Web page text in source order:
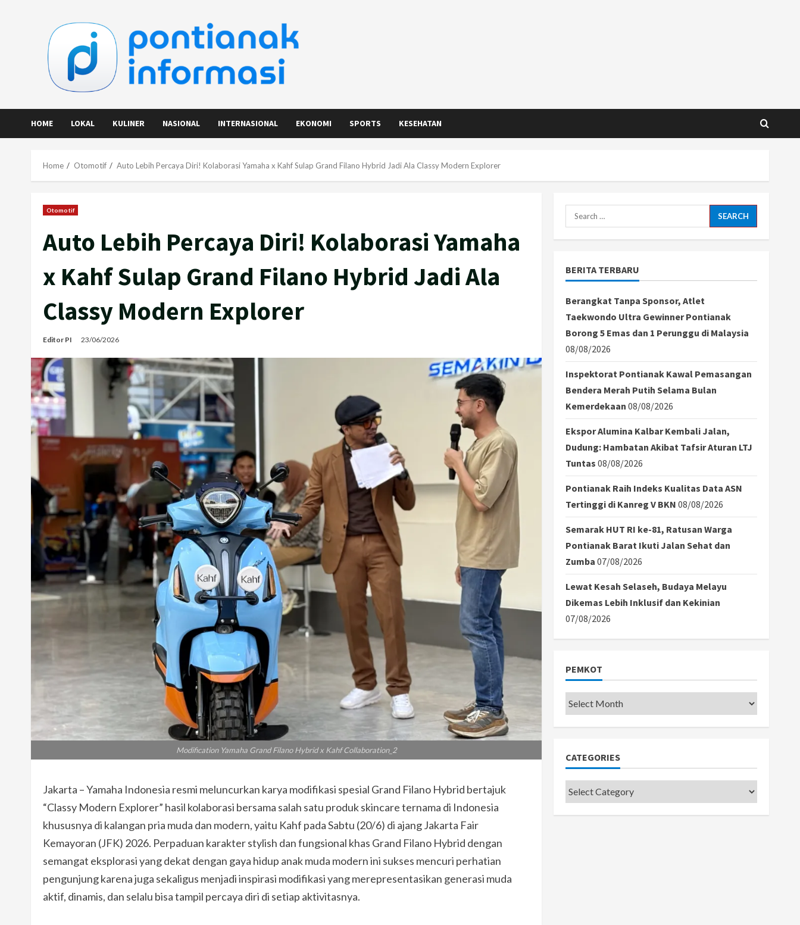
HOME LOKAL KULINER NASIONAL INTERNASIONAL EKONOMI SPORTS KESEHATAN
Home Otomotif Auto Lebih Percaya Diri! Kolaborasi Yamaha x Kahf Sulap Grand Filano Hybrid Jadi Ala Classy Modern Explorer
Otomotif
Auto Lebih Percaya Diri! Kolaborasi Yamaha
x Kahf Sulap Grand Filano Hybrid Jadi Ala
Classy Modern Explorer
Editor PI 23/06/2026
Modification Yamaha Grand Filano Hybrid x Kahf Collaboration_2
Jakarta – Yamaha Indonesia resmi meluncurkan karya modifikasi spesial Grand Filano Hybrid bertajuk
“Classy Modern Explorer” hasil kolaborasi bersama salah satu produk skincare ternama di Indonesia
khususnya di kalangan pria muda dan modern, yaitu Kahf pada Sabtu (20/6) di ajang Jakarta Fair
Kemayoran (JFK) 2026. Perpaduan karakter stylish dan fungsional khas Grand Filano Hybrid dengan
semangat eksplorasi yang dekat dengan gaya hidup anak muda modern ini sukses mencuri perhatian
pengunjung karena juga sekaligus menjadi inspirasi modifikasi yang merepresentasikan generasi muda
aktif, dinamis, dan selalu bisa tampil percaya diri di setiap aktivitasnya.
Search
for:
BERITA TERBARU
Berangkat Tanpa Sponsor, Atlet
Taekwondo Ultra Gewinner Pontianak
Borong 5 Emas dan 1 Perunggu di Malaysia
08/08/2026
Inspektorat Pontianak Kawal Pemasangan
Bendera Merah Putih Selama Bulan
Kemerdekaan 08/08/2026
Ekspor Alumina Kalbar Kembali Jalan,
Dudung: Hambatan Akibat Tafsir Aturan LTJ
Tuntas 08/08/2026
Pontianak Raih Indeks Kualitas Data ASN
Tertinggi di Kanreg V BKN 08/08/2026
Semarak HUT RI ke-81, Ratusan Warga
Pontianak Barat Ikuti Jalan Sehat dan
Zumba 07/08/2026
Lewat Kesah Selaseh, Budaya Melayu
Dikemas Lebih Inklusif dan Kekinian
07/08/2026
PEMKOT
Pemkot
CATEGORIES
Categories